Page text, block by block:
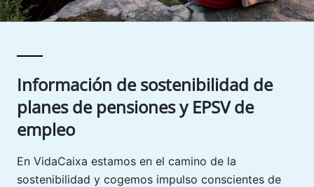
Información de sostenibilidad de
planes de pensiones y EPSV de
empleo
En VidaCaixa estamos en el camino de la
sostenibilidad y cogemos impulso conscientes de